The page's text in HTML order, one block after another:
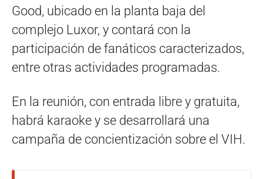
Good, ubicado en la planta baja del
complejo Luxor, y contará con la
participación de fanáticos caracterizados,
entre otras actividades programadas.
En la reunión, con entrada libre y gratuita,
habrá karaoke y se desarrollará una
campaña de concientización sobre el VIH.